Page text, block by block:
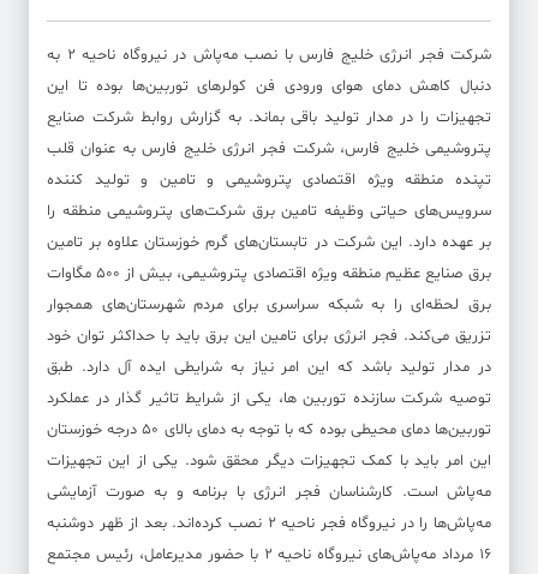
شرکت فجر انرژی خلیج فارس با نصب مه‌پاش در نیروگاه ناحیه ۲ به
دنبال کاهش دمای هوای ورودی فن کولرهای توربین‌ها بوده تا این
تجهیزات را در مدار تولید باقی بماند. به گزارش روابط شرکت صنایع
پتروشیمی خلیج فارس، شرکت فجر انرژی خلیج فارس به عنوان قلب
تپنده منطقه ویژه اقتصادی پتروشیمی و تامین و تولید کننده
سرویس‌های حیاتی وظیفه تامین برق شرکت‌های پتروشیمی منطقه را
بر عهده دارد. این شرکت در تابستان‌های گرم خوزستان علاوه بر تامین
برق صنایع عظیم منطقه ویژه اقتصادی پتروشیمی، بیش از ۵۰۰ مگاوات
برق لحظه‌ای را به شبکه سراسری برای مردم شهرستان‌های همجوار
تزریق می‌کند. فجر انرژی برای تامین این برق باید با حداکثر توان خود
در مدار تولید باشد که این امر نیاز به شرایطی ایده آل دارد. طبق
توصیه شرکت سازنده توربین ها، یکی از شرایط تاثیر گذار در عملکرد
توربین‌ها دمای محیطی بوده که با توجه به دمای بالای ۵۰ درجه خوزستان
این امر باید با کمک تجهیزات دیگر محقق شود. یکی از این تجهیزات
مه‌پاش است. کارشناسان فجر انرژی با برنامه و به صورت آزمایشی
مه‌پاش‌ها را در نیروگاه فجر ناحیه ۲ نصب کرده‌اند. بعد از ظهر دوشنبه
۱۶ مرداد مه‌پاش‌های نیروگاه ناحیه ۲ با حضور مدیرعامل، رئیس مجتمع